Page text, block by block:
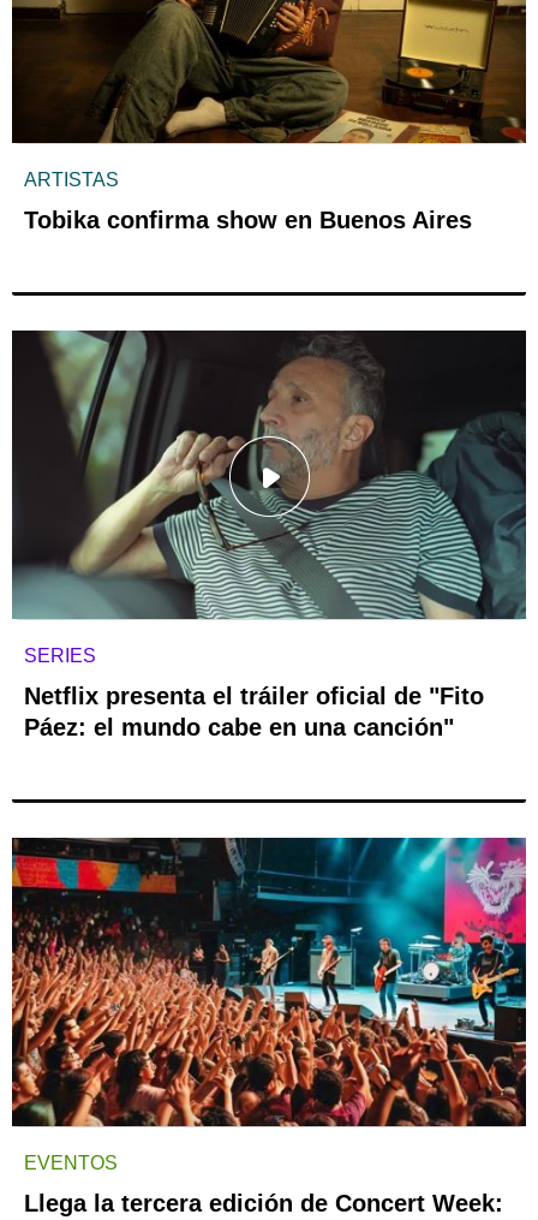
ARTISTAS
Tobika confirma show en Buenos Aires
SERIES
Netflix presenta el tráiler oficial de "Fito
Páez: el mundo cabe en una canción"
EVENTOS
Llega la tercera edición de Concert Week: